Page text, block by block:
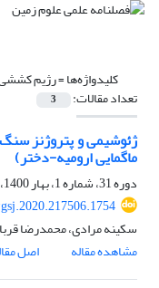
کلیدواژه‌ها =رژیم
تعداد مقالات: 3
ژئوشیمی و پتروژنز
ماگمایی ارومیه-دختر)
دوره 31، شماره 1، بهار 1400، صفحه
سکینه مرادی، محمدرضا
مشاهده مقاله
اصل